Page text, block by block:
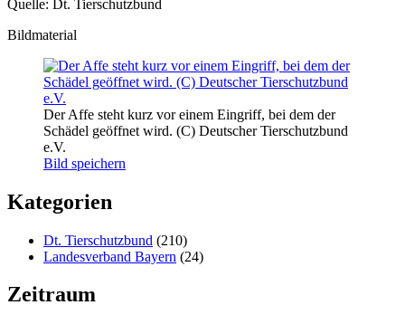
Quelle: Dt. Tierschutzbund
Bildmaterial
Der Affe steht kurz vor einem Eingriff, bei dem der
Schädel geöffnet wird. (C) Deutscher Tierschutzbund
e.V.
Bild speichern
Kategorien
Dt. Tierschutzbund (210)
Landesverband Bayern (24)
Zeitraum